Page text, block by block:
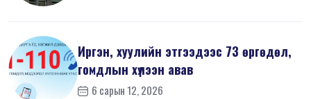
Иргэн, хуулийн этгээдээс 73 өргөдөл,
гомдлын хүлээн авав
6 сарын 12, 2026